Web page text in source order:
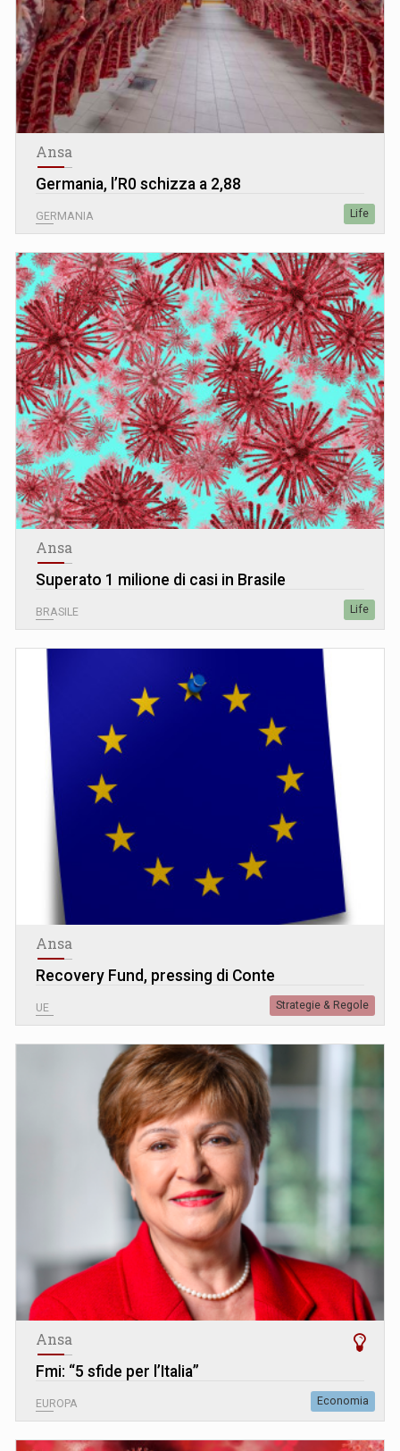
Ansa
Germania, l’R0 schizza a 2,88
GERMANIA Life
Ansa
Superato 1 milione di casi in Brasile
BRASILE Life
Ansa
Recovery Fund, pressing di Conte
UE Strategie & Regole
Ansa
Fmi: “5 sfide per l’Italia”
EUROPA Economia